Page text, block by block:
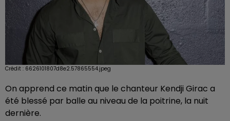
Crédit : 6626101807d8e2.57865554.jpeg
On apprend ce matin que le chanteur Kendji Girac a
été blessé par balle au niveau de la poitrine, la nuit
dernière.